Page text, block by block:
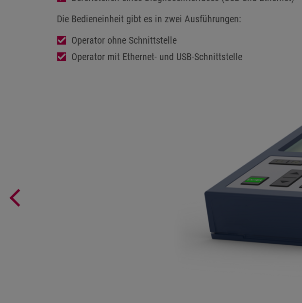
Die Bedieneinheit gibt es in zwei Ausführungen:
Operator ohne Schnittstelle
Operator mit Ethernet- und USB-Schnittstelle